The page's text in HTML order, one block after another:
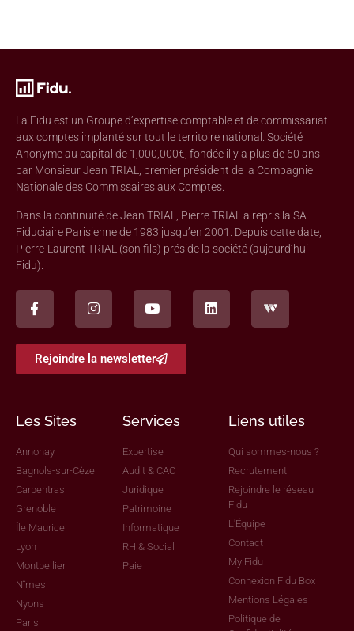
La Fidu est un Groupe d’expertise comptable et de commissariat
aux comptes implanté sur tout le territoire national. Société
Anonyme au capital de 1,000,000€, fondée il y a plus de 60 ans
par Monsieur Jean TRIAL, premier président de la Compagnie
Nationale des Commissaires aux Comptes.
Dans la continuité de Jean TRIAL, Pierre TRIAL a repris la SA
Fiduciaire Parisienne de 1983 jusqu’en 2001. Depuis cette date,
Pierre-Laurent TRIAL (son fils) préside la société (aujourd’hui
Fidu).
Rejoindre la newsletter
Les Sites
Annonay
Bagnols-sur-Cèze
Carpentras
Grenoble
Île Maurice
Lyon
Montpellier
Nîmes
Nyons
Paris
Services
Expertise
Audit & CAC
Juridique
Patrimoine
Informatique
RH & Social
Paie
Liens utiles
Qui sommes-nous ?
Recrutement
Rejoindre le réseau
Fidu
L'Équipe
Contact
My Fidu
Connexion Fidu Box
Mentions Légales
Politique de